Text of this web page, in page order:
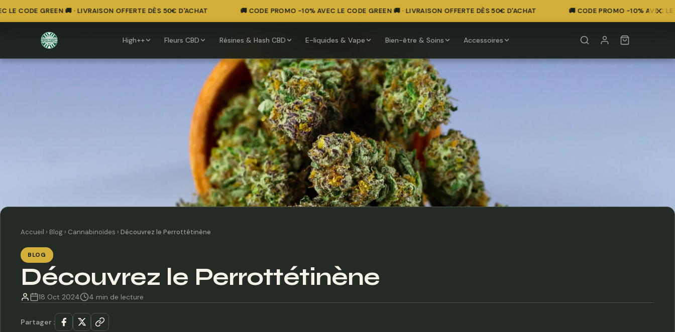
GREEN 🚚 · LIVRAISON OFFERTE DÈS 50€ D'ACHAT 🚚 CODE PROMO -10% AVEC LE CODE GREEN 🚚 · LIVRAISON OFFERTE DÈS 50€ D'ACHAT 🚚 CODE PROMO -10% AVEC LE
High++ Fleurs CBD Résines & Hash CBD E-liquides & Vape Bien-être & Soins Accessoires
Accueil › Blog › Cannabinoïdes › Découvrez le Perrottétinène
BLOG
Découvrez le Perrottétinène
18 Oct 2024 4 min de lecture
Partager :